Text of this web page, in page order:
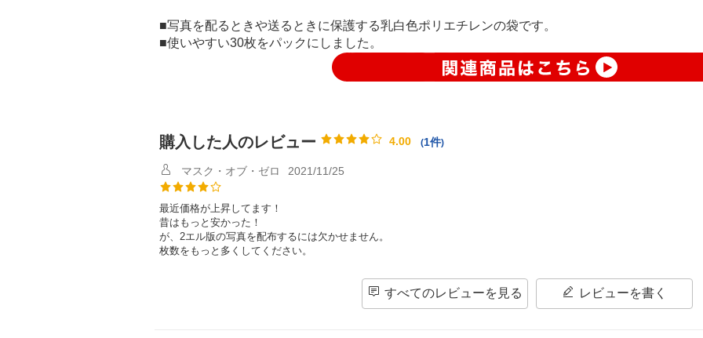
■写真を配るときや送るときに保護する乳白色ポリエチレンの袋です。
■使いやすい30枚をパックにしました。
購入した人のレビュー 4.00 (1件)
マスク・オブ・ゼロ 2021/11/25
最近価格が上昇してます！
昔はもっと安かった！
が、2エル版の写真を配布するには欠かせません。
枚数をもっと多くしてください。
すべてのレビューを見る レビューを書く